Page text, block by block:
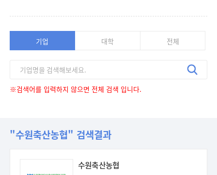
기업 대학 전체
※검색어를 입력하지 않으면 전체 검색 입니다.
"수원축산농협" 검색결과
수원축산농협